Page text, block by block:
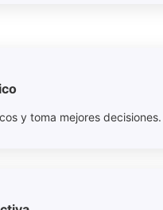
y toma mejores decisiones.